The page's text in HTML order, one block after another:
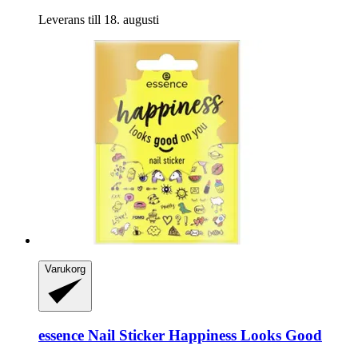
Leverans till 18. augusti
Varukorg
essence Nail Sticker Happiness Looks Good